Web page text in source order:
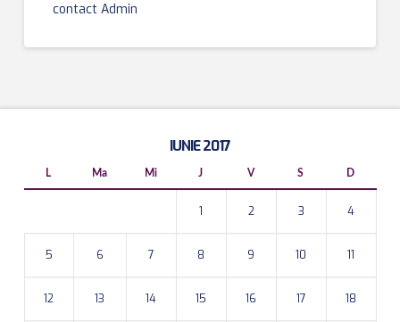
contact Admin
IUNIE 2017
L Ma Mi J V S D
1 2 3 4
5 6 7 8 9 10 11
12 13 14 15 16 17 18